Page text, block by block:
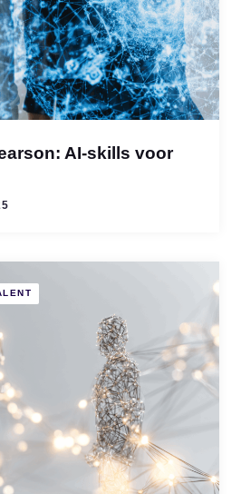
AI-skills voor